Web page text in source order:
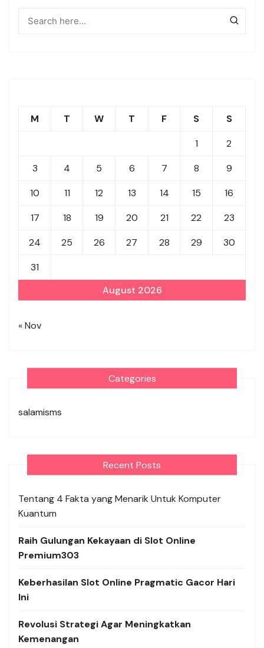
August 2026
M T W T F S
S
1
2
3
4 5 6 7 8
9
10
11 12 13 14 15
16
17
18 19 20 21 22
23
24
25 26 27 28 29
30
31
« Nov
Categories
salamisms
Recent Posts
Tentang 4 Fakta yang Menarik Untuk Komputer
Kuantum
Raih Gulungan Kekayaan di Slot Online
Premium303
Keberhasilan Slot Online Pragmatic Gacor Hari
Ini
Revolusi Strategi Agar Meningkatkan
Kemenangan